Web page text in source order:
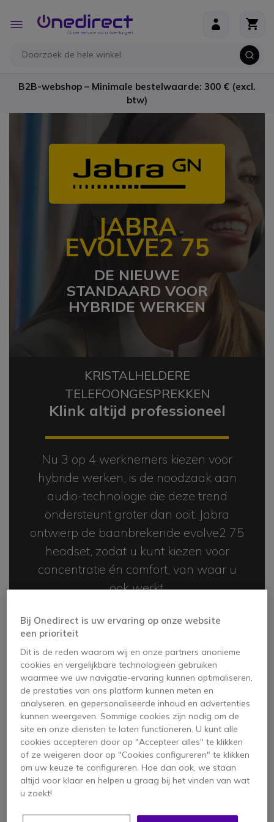
Toggle
Nav
B2B-webshop – Minimale bestelwaarde: 300 € (excl.
btw)
JABRA
EVOLVE2 75
DE NIEUWE
STANDAARD VOOR
HYBRIDE WERKEN
KRISTALHELDERE
TELEFOONGESPREKKEN
Klink altijd professioneel
Nu 3 op 4 werknemers kiezen voor
hybride werken, is de noodzaak aan
audio-technologie die deze trend
ondersteunt groter dan ooit. Jabra
ontwierp de baanbrekende evolve2 75
headset, zodat u kunt kiezen voor
concentratie én comfort, van waar u
ook werkt.
zijn, is de Evolve2 75 speciaal
ontworpen met toonaangevende
gesprekstechnologie die focust op uw
stem. Uw gesprekspartner zal uw
omgeving niet horen, waar deze ook is,
thuis met de kinderen, onderweg op
een overvolle metro, of een rumoerig
kantoor.
De headset is uitgerust met een nieuwe
chipset die gebruik maakt van een
Bij Onedirect is uw ervaring op onze website
een prioriteit
Dit is de reden waarom wij en onze partners anonieme
cookies en vergelijkbare technologieën gebruiken
waarmee we uw navigatie-ervaring kunnen optimaliseren,
de prestaties van ons platform kunnen meten en
analyseren, en gepersonaliseerde inhoud en advertenties
kunnen weergeven. Sommige cookies zijn nodig om de
site en onze diensten te laten functioneren. U kunt alle
cookies accepteren door op "Accepteer alles" te klikken
of ze weigeren door op "Cookies configureren" te klikken
om uw keuze te configureren. Hoe dan ook, we staan
altijd voor klaar en helpen u graag bij het vinden van wat
u zoekt!